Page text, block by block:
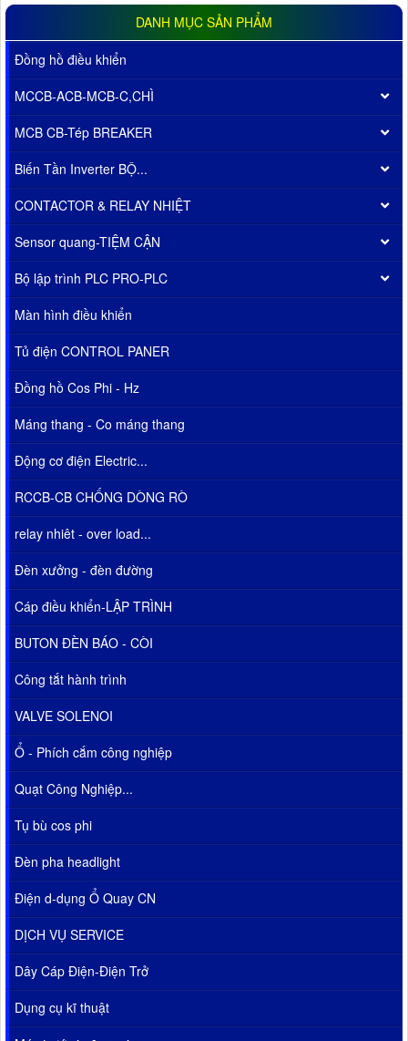
DANH MỤC SẢN PHẨM
Đồng hồ điều khiển
MCCB-ACB-MCB-C,CHÌ
MCB CB-Tép BREAKER
Biến Tần Inverter BỘ...
CONTACTOR & RELAY NHIỆT
Sensor quang-TIỆM CẬN
Bộ lập trình PLC PRO-PLC
Màn hình điều khiển
Tủ điện CONTROL PANER
Đồng hồ Cos Phi - Hz
Máng thang - Co máng thang
Động cơ điện Electric...
RCCB-CB CHỐNG DÒNG RÒ
relay nhiêt - over load...
Đèn xưởng - đèn đường
Cáp điều khiển-LẬP TRÌNH
BUTON ĐÈN BÁO - CÒI
Công tắt hành trình
VALVE SOLENOI
Ổ - Phích cắm công nghiệp
Quạt Công Nghiệp...
Tụ bù cos phi
Đèn pha headlight
Điện d-dụng Ổ Quay CN
DỊCH VỤ SERVICE
Dây Cáp Điện-Điện Trở
Dụng cụ kĩ thuật